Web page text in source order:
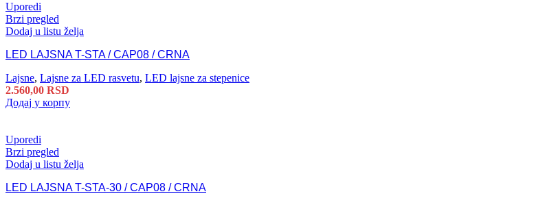
Uporedi
Brzi pregled
Dodaj u listu želja
LED LAJSNA T-STA / CAP08 / CRNA
Lajsne, Lajsne za LED rasvetu, LED lajsne za stepenice
2.560,00 RSD
Додај у корпу
Uporedi
Brzi pregled
Dodaj u listu želja
LED LAJSNA T-STA-30 / CAP08 / CRNA